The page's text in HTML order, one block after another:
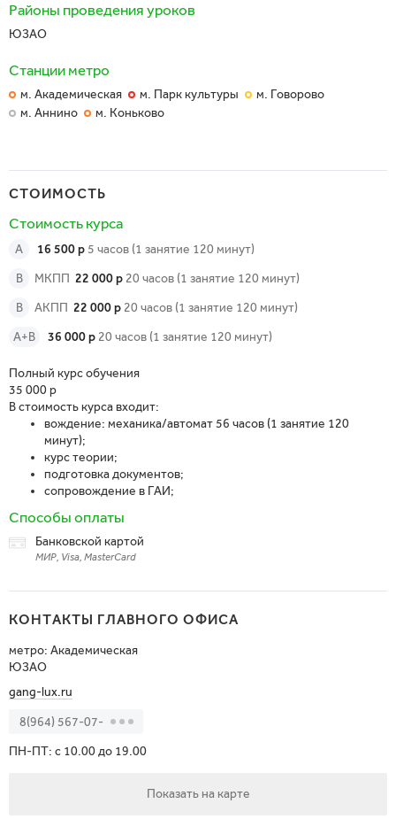
Районы проведения уроков
ЮЗАО
Станции метро
м. Академическая м. Парк культуры
м. Говорово
м. Аннино
м. Коньково
СТОИМОСТЬ
Стоимость курса
A 16 500 р 5 часов (1 занятие 120 минут)
B
МКПП 22 000 р 20 часов (1 занятие 120 минут)
B
АКПП 22 000 р 20 часов (1 занятие 120 минут)
A+B
36 000 р 20 часов (1 занятие 120 минут)
Полный курс обучения
35 000 р
В стоимость курса входит:
вождение: механика/автомат 56 часов (1 занятие 120
минут);
курс теории;
подготовка документов;
сопровождение в ГАИ;
Способы оплаты
Банковской картой
МИР, Visa, MasterCard
КОНТАКТЫ ГЛАВНОГО ОФИСА
метро: Академическая
ЮЗАО
gang-lux.ru
8(964) 567-07-
ПН-ПТ: с 10.00 до 19.00
Показать на карте